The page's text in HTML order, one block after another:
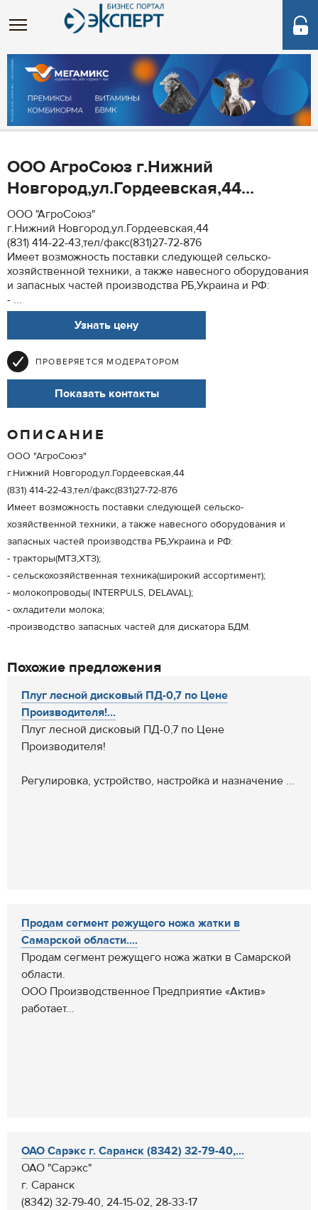
ООО АгроСоюз г.Нижний
Новгород,ул.Гордеевская,44...
ООО "АгроСоюз"
г.Нижний Новгород,ул.Гордеевская,44
(831) 414-22-43,тел/факс(831)27-72-876
Имеет возможность поставки следующей сельско-
хозяйственной техники, а также навесного оборудования
и запасных частей производства РБ,Украина и РФ:
- ...
Узнать цену
ПРОВЕРЯЕТСЯ МОДЕРАТОРОМ
Показать контакты
ОПИСАНИЕ
ООО "АгроСоюз"
г.Нижний Новгород,ул.Гордеевская,44
(831) 414-22-43,тел/факс(831)27-72-876
Имеет возможность поставки следующей сельско-
хозяйственной техники, а также навесного оборудования и
запасных частей производства РБ,Украина и РФ:
- тракторы(МТЗ,ХТЗ);
- сельскохозяйственная техника(широкий ассортимент);
- молокопроводы( INTERPULS, DELAVAL);
- охладители молока;
-производство запасных частей для дискатора БДМ.
Похожие предложения
Плуг лесной дисковый ПД-0,7 по Цене
Производителя!...
Плуг лесной дисковый ПД-0,7 по Цене
Производителя!
Регулировка, устройство, настройка и назначение ...
Продам сегмент режущего ножа жатки в
Самарской области....
Продам сегмент режущего ножа жатки в Самарской
области.
ООО Производственное Предприятие «Актив»
работает...
ОАО Сарэкс г. Саранск (8342) 32-79-40,...
ОАО "Сарэкс"
г. Саранск
(8342) 32-79-40, 24-15-02, 28-33-17